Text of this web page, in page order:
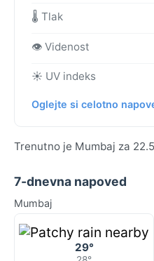
🌡️ Tlak
👁️ Videnost
☀️ UV indeks
Oglejte si celotno
Trenutno je Mumbaj za
7-dnevna napoved
Mumbaj
29°